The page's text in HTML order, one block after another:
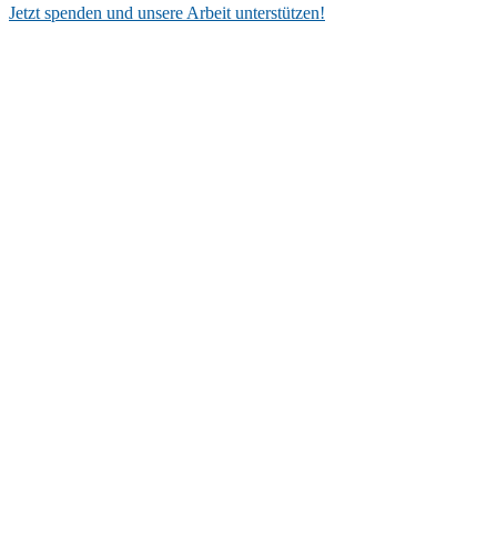
Jetzt spenden und unsere Arbeit unterstützen!